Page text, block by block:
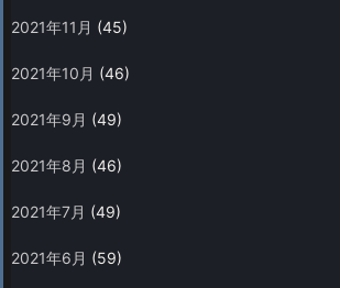
2021年11月 (45)
2021年10月 (46)
2021年9月 (49)
2021年8月 (46)
2021年7月 (49)
2021年6月 (59)